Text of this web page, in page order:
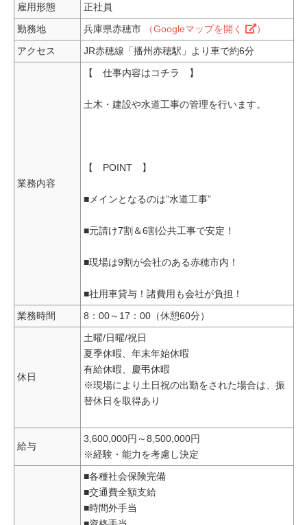
雇用形態
正社員
勤務地
兵庫県赤穂市 （Googleマップを開く
）
アクセス
JR赤穂線「播州赤穂駅」より車で約6分
業務内容
【 仕事内容はコチラ 】
土木・建設や水道工事の管理を行います。
【 POINT 】
■メインとなるのは”水道工事”
■元請け7割＆6割公共工事で安定！
■現場は9割が会社のある赤穂市内！
■社用車貸与！諸費用も会社が負担！
業務時間
8：00～17：00（休憩60分）
休日
土曜/日曜/祝日
夏季休暇、年末年始休暇
有給休暇、慶弔休暇
※現場により土日祝の出勤をされた場合は、振
替休日を取得あり
給与
3,600,000円～8,500,000円
※経験・能力を考慮し決定
■各種社会保険完備
■交通費全額支給
■時間外手当